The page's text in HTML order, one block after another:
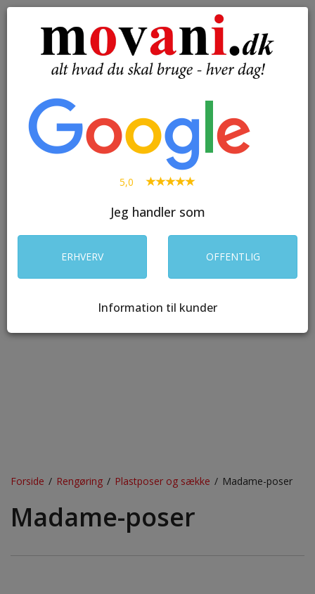
Toggle
Forside / Rengøring / Plastposer og sække / Madame-poser
Madame-poser
5,0
Jeg handler som
ERHVERV OFFENTLIG
Information til kunder